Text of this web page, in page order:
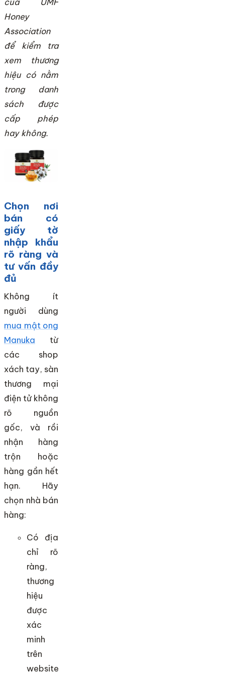
Honey
Association
để kiểm tra
xem thương
hiệu có nằm
trong danh
sách được
cấp phép
hay không.
Chọn nơi
bán có
giấy tờ
nhập khẩu
rõ ràng và
tư vấn đầy
đủ
Không ít
người dùng
mua mật ong
Manuka từ
các shop
xách tay, sàn
thương mại
điện tử không
rõ nguồn
gốc, và rồi
nhận hàng
trộn hoặc
hàng gần hết
hạn. Hãy
chọn nhà bán
hàng:
Có địa
chỉ rõ
ràng,
thương
hiệu
được
xác
minh
trên
website